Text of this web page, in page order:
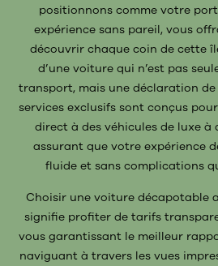
positionnons comme votre
expérience sans pareil, vous
découvrir chaque coin de cette
d’une voiture qui n’est pas
transport, mais une déclaration
services exclusifs sont conçus
direct à des véhicules de luxe à
assurant que votre expérience
fluide et sans complications
Choisir une voiture décapotable
signifie profiter de tarifs
vous garantissant le meilleur
naviguant à travers les vues